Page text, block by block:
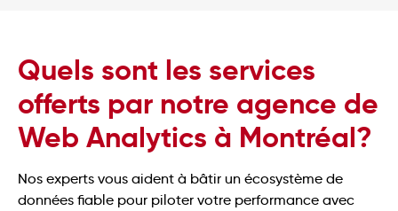
Quels sont les services
offerts par notre agence de
Web Analytics à Montréal?
Nos experts vous aident à bâtir un écosystème de
données fiable pour piloter votre performance avec